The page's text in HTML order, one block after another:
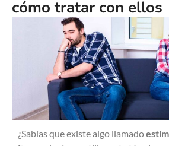
cómo tratar con ellos
¿Sabías que existe algo llamado